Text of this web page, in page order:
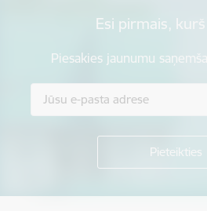
Esi pirmais,
Piesakies jaunumu